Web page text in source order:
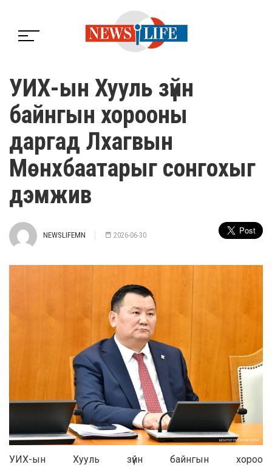
УИХ-ын Хууль зүйн
байнгын хорооны
даргад Лхагвын
Мөнхбаатарыг сонгохыг
дэмжив
NEWSLIFEMN 2026-06-30
УИХ-ын Хууль зүйн байнгын хороо